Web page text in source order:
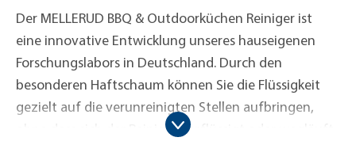
Der MELLERUD BBQ & Outdoorküchen Reiniger ist
eine innovative Entwicklung unseres hauseigenen
Forschungslabors in Deutschland. Durch den
besonderen Haftschaum können Sie die Flüssigkeit
gezielt auf die verunreinigten Stellen aufbringen,
ohne dass sich der Reiniger verflüssigt oder wegläuft.